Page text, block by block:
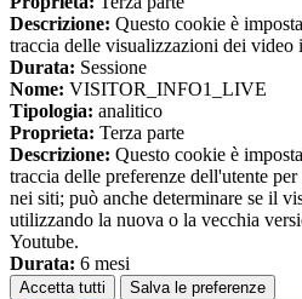
Descrizione: Questo cookie è
traccia delle visualizzazioni dei video
Durata: Sessione
Nome: VISITOR_INFO1_LIVE
Tipologia: analitico
Proprieta: Terza parte
Descrizione: Questo cookie è
traccia delle preferenze dell'utente
nei siti; può anche determinare se il
utilizzando la nuova o la vecchia
Youtube.
Durata: 6 mesi
Accetta tutti Salva le preferenze